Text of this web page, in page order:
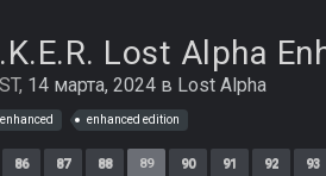
Lost Alpha
, 14 марта, 2024 в Lost Alpha
enhanced enhanced edition
86 87 88 89 90 91 92 93